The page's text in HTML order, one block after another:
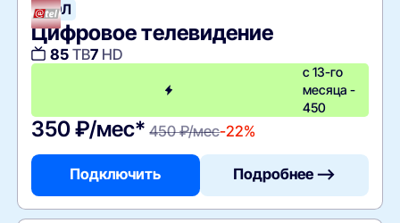
АТЭЛ
Цифровое телевидение
85ТВ7HD
с 13-го
месяца -
450
350 ₽/мес* 450 ₽/мес-22%
Подключить Подробнее —>